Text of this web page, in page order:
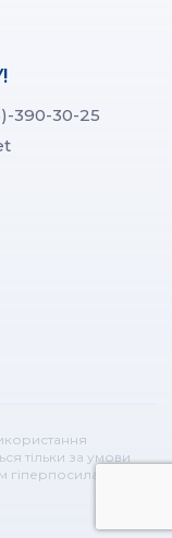
390-30-25
тільки за умови
гіперпосилання